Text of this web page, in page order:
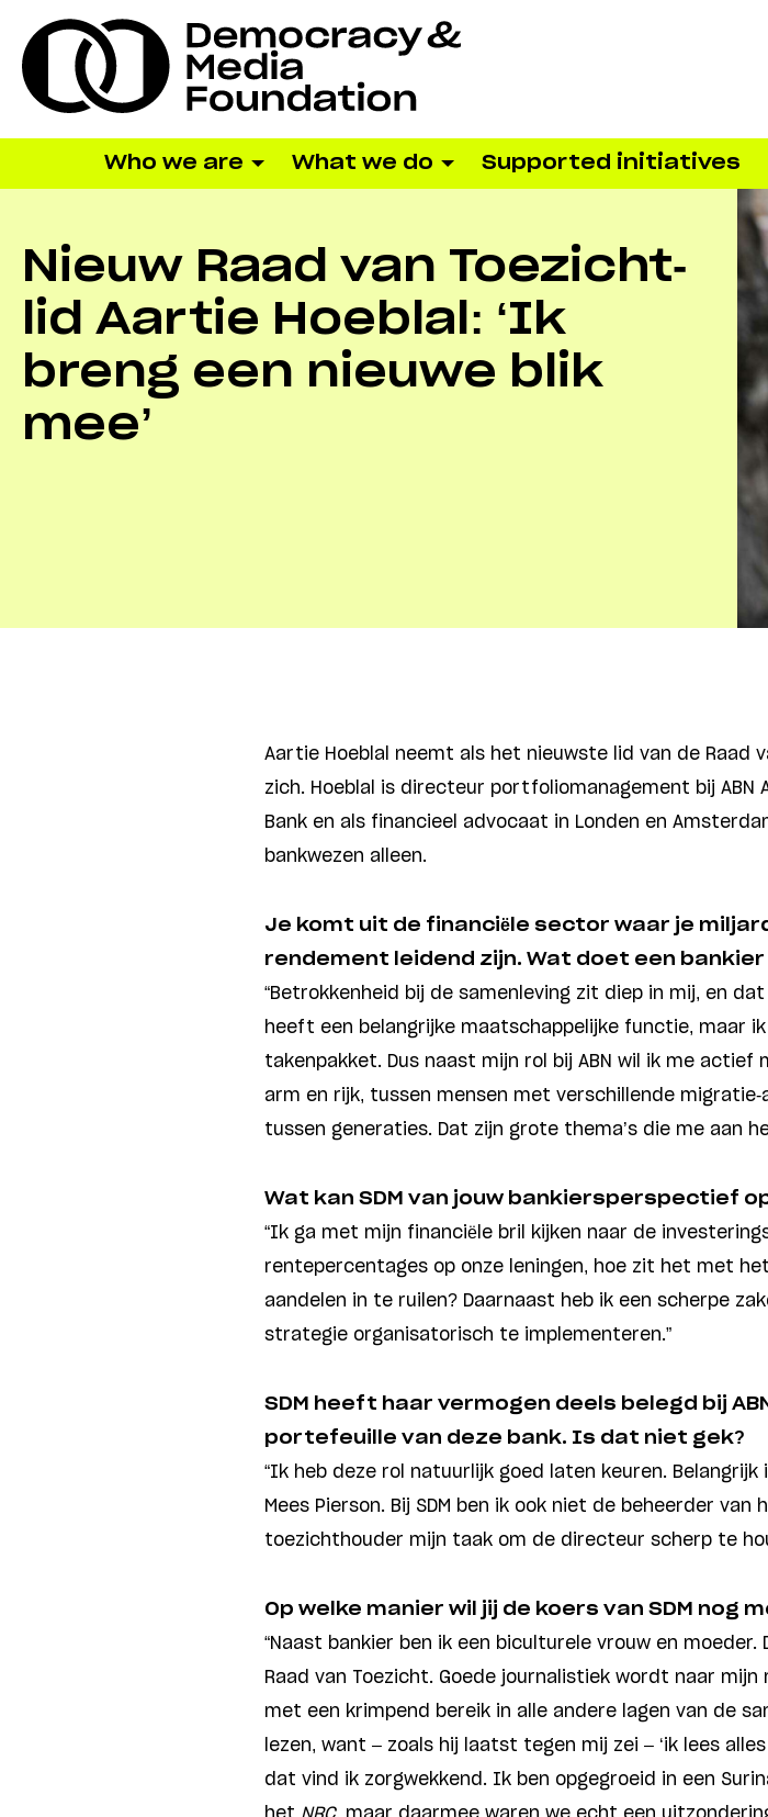
Who we are What we do Supported initiatives
Nieuw Raad van Toezicht-
lid Aartie Hoeblal: ‘Ik
breng een nieuwe blik
mee’
Aartie Hoeblal neemt als het nieuwste lid van de Raad
zich. Hoeblal is directeur portfoliomanagement bij ABN
Bank en als financieel advocaat in Londen en
bankwezen alleen.
Je komt uit de financiële sector waar je
rendement leidend zijn. Wat doet een
“Betrokkenheid bij de samenleving zit diep in mij, en
heeft een belangrijke maatschappelijke functie, maar
takenpakket. Dus naast mijn rol bij ABN wil ik me actief
arm en rijk, tussen mensen met verschillende
tussen generaties. Dat zijn grote thema’s die me aan
Wat kan SDM van jouw bankiersperspectief
“Ik ga met mijn financiële bril kijken naar de
rentepercentages op onze leningen, hoe zit het met
aandelen in te ruilen? Daarnaast heb ik een scherpe
strategie organisatorisch te implementeren.”
SDM heeft haar vermogen deels belegd bij
portefeuille van deze bank. Is dat niet gek?
“Ik heb deze rol natuurlijk goed laten keuren.
Mees Pierson. Bij SDM ben ik ook niet de beheerder
toezichthouder mijn taak om de directeur scherp te
Op welke manier wil jij de koers van SDM nog
“Naast bankier ben ik een biculturele vrouw en
Raad van Toezicht. Goede journalistiek wordt naar
met een krimpend bereik in alle andere lagen van de
lezen, want – zoals hij laatst tegen mij zei – ‘ik lees
dat vind ik zorgwekkend. Ik ben opgegroeid in een